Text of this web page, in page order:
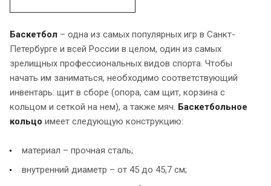
Баскетбол – одна из самых популярных игр в Санкт-
Петербурге и всей России в целом, один из самых
зрелищных профессиональных видов спорта. Чтобы
начать им заниматься, необходимо соответствующий
инвентарь: щит в сборе (опора, сам щит, корзина с
кольцом и сеткой на нем), а также мяч. Баскетбольное
кольцо имеет следующую конструкцию:
материал – прочная сталь;
внутренний диаметр – от 45 до 45,7 см;